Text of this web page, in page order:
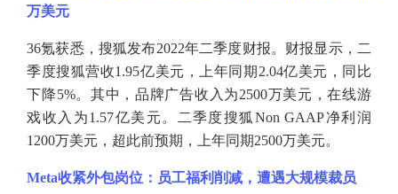
万美元
36氪获悉，搜狐发布2022年二季度财报。财报显示，二
季度搜狐营收1.95亿美元，上年同期2.04亿美元，同比
下降5%。其中，品牌广告收入为2500万美元，在线游
戏收入为1.57亿美元。二季度搜狐Non GAAP净利润
1200万美元，超此前预期，上年同期2500万美元。
Meta收紧外包岗位：员工福利削减，遭遇大规模裁员